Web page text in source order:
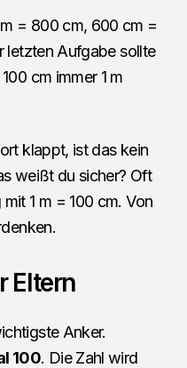
= 800 cm, 600 cm =
letzten Aufgabe sollte
cm immer 1 m
klappt, ist das kein
weißt du sicher? Oft
1 m = 100 cm. Von
Eltern
Anker.
100. Die Zahl wird